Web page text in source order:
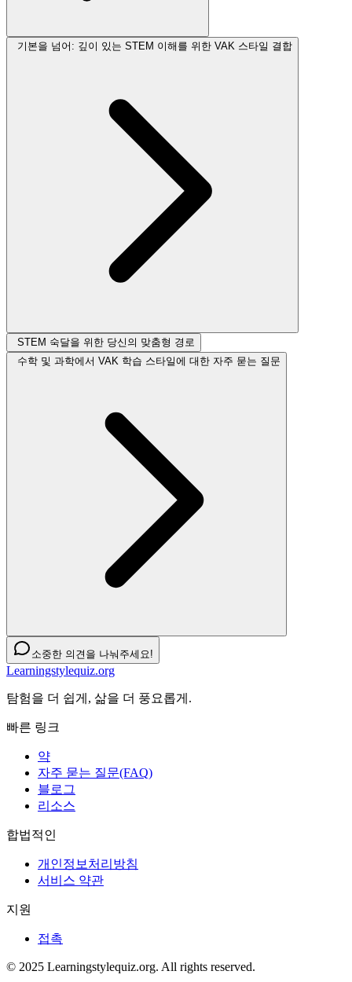
기본을 넘어: 깊이 있는 STEM 이해를 위한 VAK 스타일 결합
STEM 숙달을 위한 당신의 맞춤형 경로
수학 및 과학에서 VAK 학습 스타일에 대한 자주 묻는 질문
소중한 의견을 나눠주세요!
Learningstylequiz.org
탐험을 더 쉽게, 삶을 더 풍요롭게.
빠른 링크
약
자주 묻는 질문(FAQ)
블로그
리소스
합법적인
개인정보처리방침
서비스 약관
지원
접촉
© 2025 Learningstylequiz.org. All rights reserved.